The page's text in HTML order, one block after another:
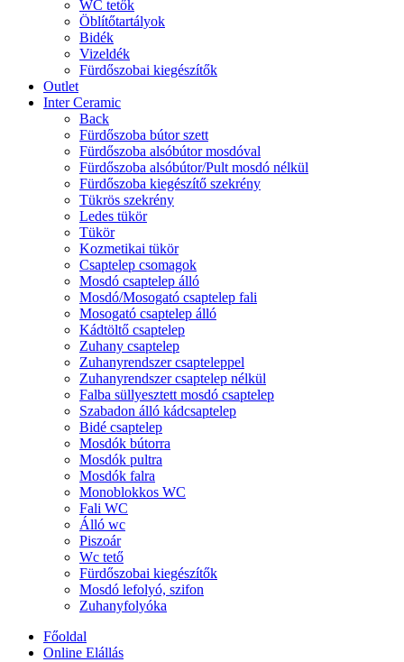
WC tetők
Öblítőtartályok
Bidék
Vizeldék
Fürdőszobai kiegészítők
Outlet
Inter Ceramic
Back
Fürdőszoba bútor szett
Fürdőszoba alsóbútor mosdóval
Fürdőszoba alsóbútor/Pult mosdó nélkül
Fürdőszoba kiegészítő szekrény
Tükrös szekrény
Ledes tükör
Tükör
Kozmetikai tükör
Csaptelep csomagok
Mosdó csaptelep álló
Mosdó/Mosogató csaptelep fali
Mosogató csaptelep álló
Kádtöltő csaptelep
Zuhany csaptelep
Zuhanyrendszer csapteleppel
Zuhanyrendszer csaptelep nélkül
Falba süllyesztett mosdó csaptelep
Szabadon álló kádcsaptelep
Bidé csaptelep
Mosdók bútorra
Mosdók pultra
Mosdók falra
Monoblokkos WC
Fali WC
Álló wc
Piszoár
Wc tető
Fürdőszobai kiegészítők
Mosdó lefolyó, szifon
Zuhanyfolyóka
Főoldal
Online Elállás